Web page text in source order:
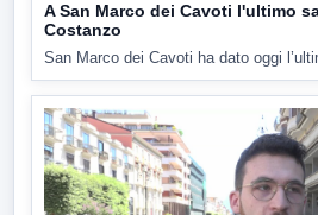
A San Marco dei Cavoti l'ultimo
Costanzo
San Marco dei Cavoti ha dato oggi